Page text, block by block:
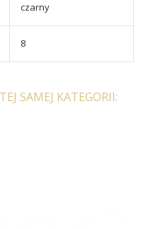
czarny
8
SAMEJ KATEGORII: